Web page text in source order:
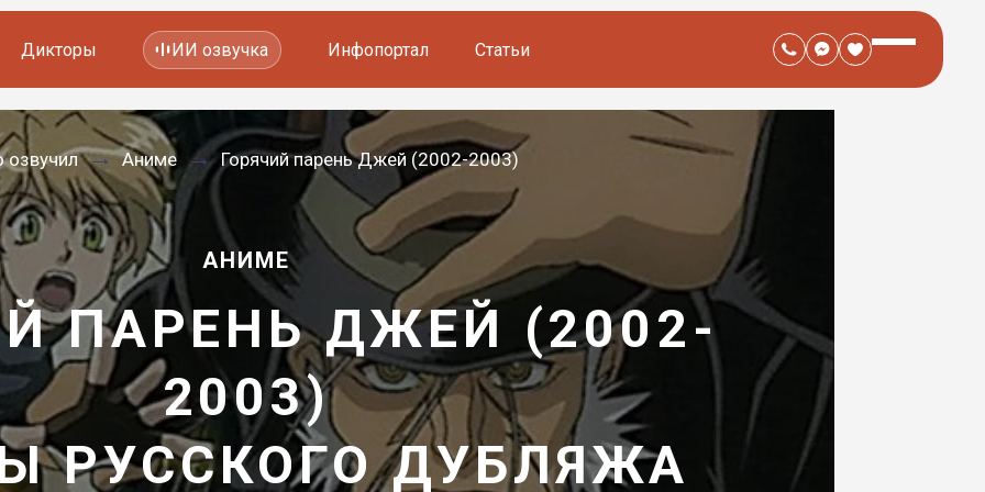
Фильмов и сериалов
Мультфильмов
YouTube каналов
Видеорекламы
Дикторы ИИ озвучка Инфопортал Статьи
озвучил Аниме Горячий парень Джей (2002-2003)
АНИМЕ
ПАРЕНЬ ДЖЕЙ (2002-
2003)
—
РУССКОГО ДУБЛЯЖА